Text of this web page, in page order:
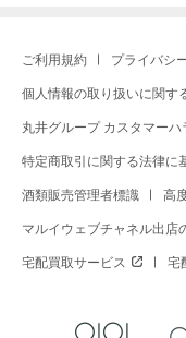
ご利用規約 プライバシ
個人情報の取り扱いに関す
丸井グループ カスタマー
特定商取引に関する法律に
酒類販売管理者標識 高
マルイウェブチャネル出店
宅配買取サービス 宅